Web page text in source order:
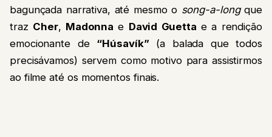
bagunçada narrativa, até mesmo o song-a-longque
traz Cher, Madonna e David Guetta e a rendição
emocionante de “Húsavík”(a balada que todos
precisávamos) servem como motivo para assistirmos
ao filme até os momentos finais.